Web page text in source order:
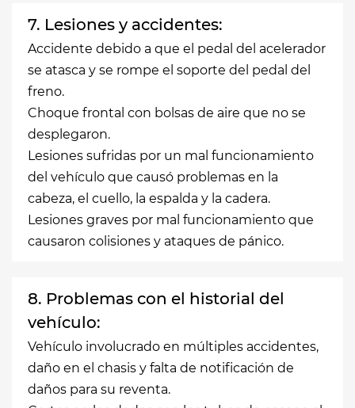
7. Lesiones y accidentes:
Accidente debido a que el pedal del acelerador
se atasca y se rompe el soporte del pedal del
freno.
Choque frontal con bolsas de aire que no se
desplegaron.
Lesiones sufridas por un mal funcionamiento
del vehículo que causó problemas en la
cabeza, el cuello, la espalda y la cadera.
Lesiones graves por mal funcionamiento que
causaron colisiones y ataques de pánico.
8. Problemas con el historial del
vehículo:
Vehículo involucrado en múltiples accidentes,
daño en el chasis y falta de notificación de
daños para su reventa.